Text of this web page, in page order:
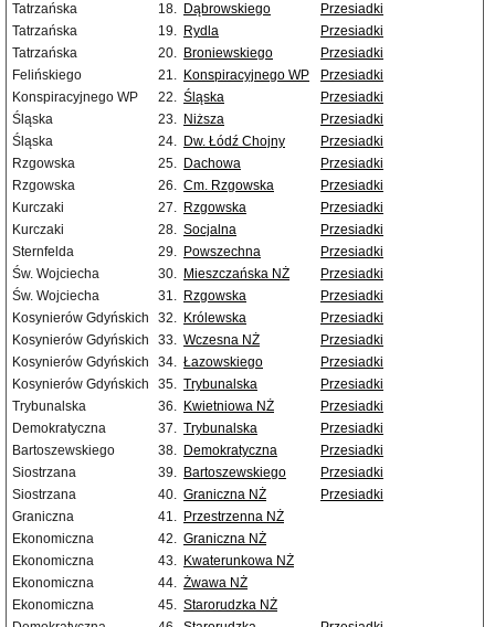
Tatrzańska
18. Dąbrowskiego
Przesiadki
Tatrzańska
19. Rydla
Przesiadki
Tatrzańska
20. Broniewskiego
Przesiadki
Felińskiego
21. Konspiracyjnego WP
Przesiadki
Konspiracyjnego WP
22. Śląska
Przesiadki
Śląska
23. Niższa
Przesiadki
Śląska
24. Dw. Łódź Chojny
Przesiadki
Rzgowska
25. Dachowa
Przesiadki
Rzgowska
26. Cm. Rzgowska
Przesiadki
Kurczaki
27. Rzgowska
Przesiadki
Kurczaki
28. Socjalna
Przesiadki
Sternfelda
29. Powszechna
Przesiadki
Św. Wojciecha
30. Mieszczańska NŻ
Przesiadki
Św. Wojciecha
31. Rzgowska
Przesiadki
Kosynierów Gdyńskich
32. Królewska
Przesiadki
Kosynierów Gdyńskich
33. Wczesna NŻ
Przesiadki
Kosynierów Gdyńskich
34. Łazowskiego
Przesiadki
Kosynierów Gdyńskich
35. Trybunalska
Przesiadki
Trybunalska
36. Kwietniowa NŻ
Przesiadki
Demokratyczna
37. Trybunalska
Przesiadki
Bartoszewskiego
38. Demokratyczna
Przesiadki
Siostrzana
39. Bartoszewskiego
Przesiadki
Siostrzana
40. Graniczna NŻ
Przesiadki
Graniczna
41. Przestrzenna NŻ
Ekonomiczna
42. Graniczna NŻ
Ekonomiczna
43. Kwaterunkowa NŻ
Ekonomiczna
44. Żwawa NŻ
Ekonomiczna
45. Starorudzka NŻ